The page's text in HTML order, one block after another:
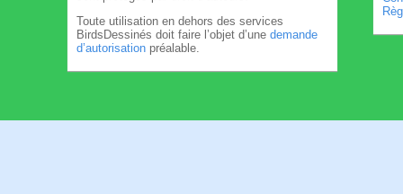
Toute utilisation en dehors des services
BirdsDessinés doit faire l’objet d’une demande
d’autorisation préalable.